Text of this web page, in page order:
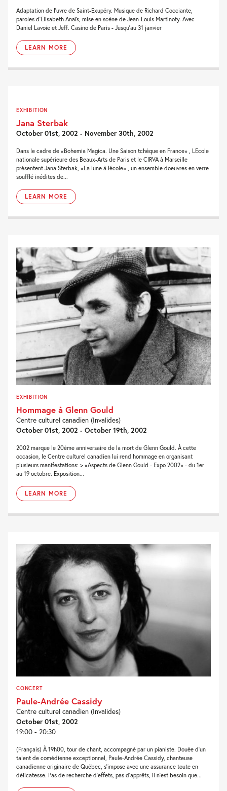
Adaptation de l'uvre de Saint-Exupéry. Musique de Richard Cocciante,
paroles d'Elisabeth Anaïs, mise en scène de Jean-Louis Martinoty. Avec
Daniel Lavoie et Jeff. Casino de Paris - Jusqu'au 31 janvier
LEARN MORE
EXHIBITION
Jana Sterbak
October 01st, 2002 - November 30th, 2002
Dans le cadre de «Bohemia Magica. Une Saison tchèque en France» , LEcole
nationale supérieure des Beaux-Arts de Paris et le CIRVA à Marseille
présentent Jana Sterbak, «La lune à lécole» , un ensemble doeuvres en verre
soufflé inédites de...
LEARN MORE
EXHIBITION
Hommage à Glenn Gould
Centre culturel canadien (Invalides)
October 01st, 2002 - October 19th, 2002
2002 marque le 20ème anniversaire de la mort de Glenn Gould. À cette
occasion, le Centre culturel canadien lui rend hommage en organisant
plusieurs manifestations: > «Aspects de Glenn Gould - Expo 2002» - du 1er
au 19 octobre. Exposition...
LEARN MORE
CONCERT
Paule-Andrée Cassidy
Centre culturel canadien (Invalides)
October 01st, 2002
19:00 - 20:30
(Français) À 19h00, tour de chant, accompagné par un pianiste. Douée d'un
talent de comédienne exceptionnel, Paule-Andrée Cassidy, chanteuse
canadienne originaire de Québec, s'impose avec une assurance toute en
délicatesse. Pas de recherche d'effets, pas d'apprêts, il n'est besoin que...